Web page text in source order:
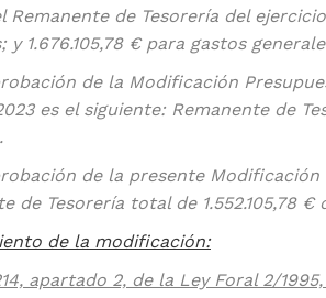
Remanente de Tesorería del
y 1.676.105,78 € para gastos
de la Modificación
es el siguiente: Remanente de
de la presente
de Tesorería total de 1.552.105,78
de la modificación:
apartado 2, de la Ley Foral 2/